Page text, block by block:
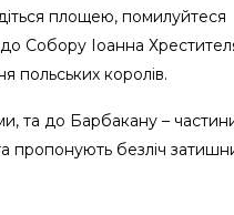
площею, помилуйтеся
до Собору Іоанна
польських королів.
та до Барбакану –
пропонують безліч